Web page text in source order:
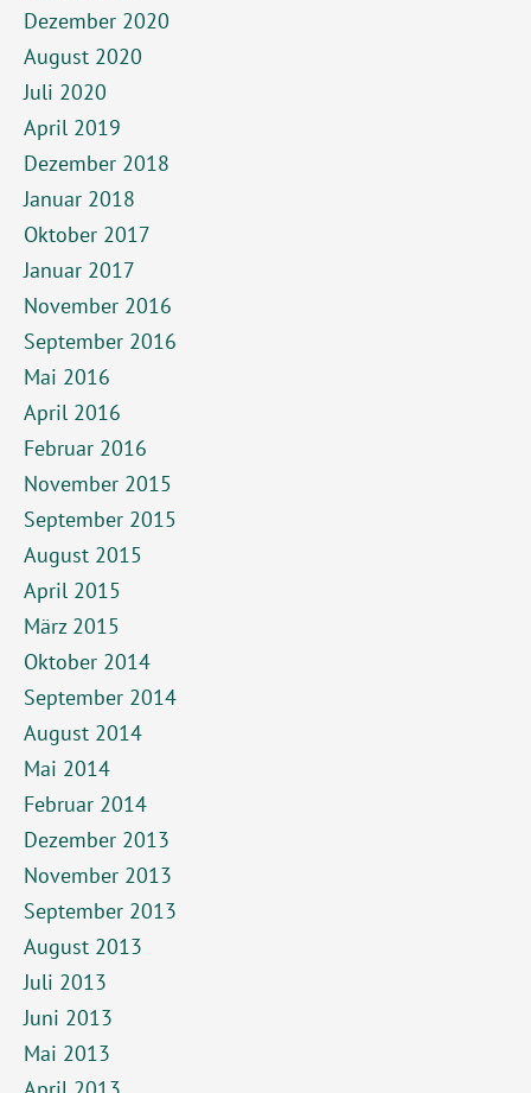
Dezember 2020
August 2020
Juli 2020
April 2019
Dezember 2018
Januar 2018
Oktober 2017
Januar 2017
November 2016
September 2016
Mai 2016
April 2016
Februar 2016
November 2015
September 2015
August 2015
April 2015
März 2015
Oktober 2014
September 2014
August 2014
Mai 2014
Februar 2014
Dezember 2013
November 2013
September 2013
August 2013
Juli 2013
Juni 2013
Mai 2013